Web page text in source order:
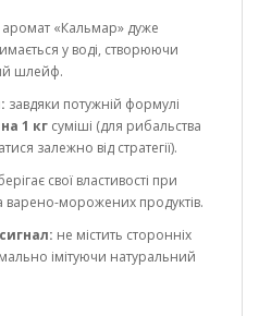
аромат «Кальмар» дуже
у воді, створюючи
шлейф.
завдяки потужній формулі
1 кг суміші (для рибальства
залежно від стратегії).
свої властивості при
варено-морожених продуктів.
не містить сторонніх
імітуючи натуральний